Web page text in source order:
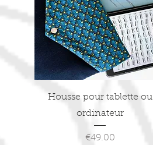
Quick View
Housse pour tablette ou
ordinateur
Price
€49.00